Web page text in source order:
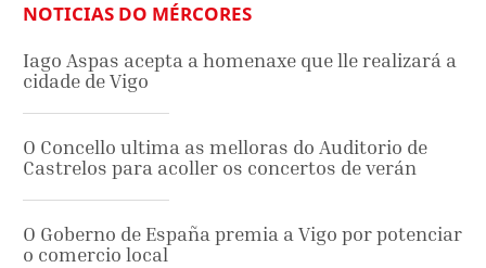
NOTICIAS DO MÉRCORES
Iago Aspas acepta a homenaxe que lle realizará a
cidade de Vigo
O Concello ultima as melloras do Auditorio de
Castrelos para acoller os concertos de verán
O Goberno de España premia a Vigo por potenciar
o comercio local